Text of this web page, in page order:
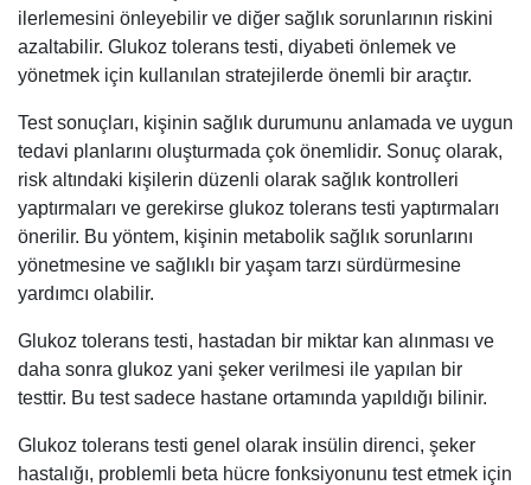
ilerlemesini önleyebilir ve diğer sağlık sorunlarının riskini
azaltabilir. Glukoz tolerans testi, diyabeti önlemek ve
yönetmek için kullanılan stratejilerde önemli bir araçtır.
Test sonuçları, kişinin sağlık durumunu anlamada ve uygun
tedavi planlarını oluşturmada çok önemlidir. Sonuç olarak,
risk altındaki kişilerin düzenli olarak sağlık kontrolleri
yaptırmaları ve gerekirse glukoz tolerans testi yaptırmaları
önerilir. Bu yöntem, kişinin metabolik sağlık sorunlarını
yönetmesine ve sağlıklı bir yaşam tarzı sürdürmesine
yardımcı olabilir.
Glukoz tolerans testi, hastadan bir miktar kan alınması ve
daha sonra glukoz yani şeker verilmesi ile yapılan bir
testtir. Bu test sadece hastane ortamında yapıldığı bilinir.
Glukoz tolerans testi genel olarak insülin direnci, şeker
hastalığı, problemli beta hücre fonksiyonunu test etmek için